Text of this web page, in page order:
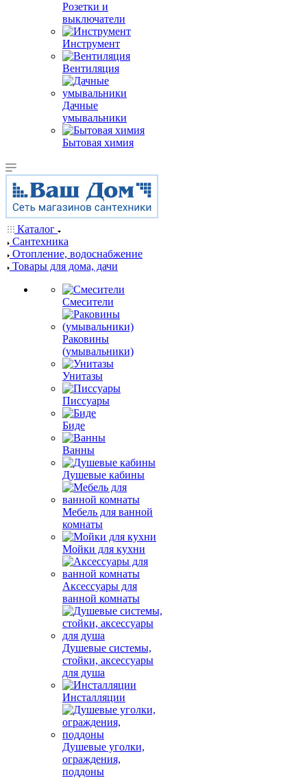
Розетки и
выключатели
Инструмент
Вентиляция
Дачные
умывальники
Бытовая химия
Каталог
Сантехника
Отопление, водоснабжение
Товары для дома, дачи
Смесители
Раковины
(умывальники)
Унитазы
Писсуары
Биде
Ванны
Душевые кабины
Мебель для ванной
комнаты
Мойки для кухни
Аксессуары для
ванной комнаты
Душевые системы,
стойки, аксессуары
для душа
Инсталляции
Душевые уголки,
ограждения,
поддоны